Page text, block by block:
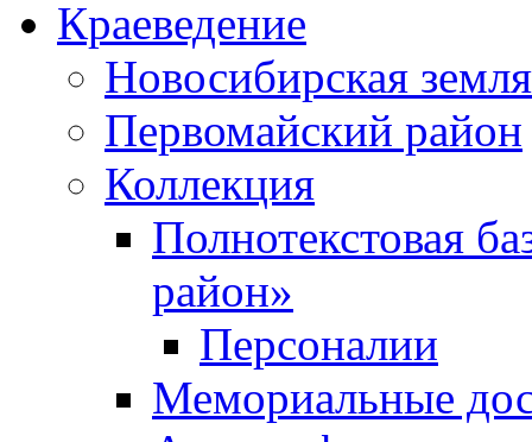
Краеведение
Новосибирская земля
Первомайский район
Коллекция
Полнотекстовая
район»
Персоналии
Мемориальные